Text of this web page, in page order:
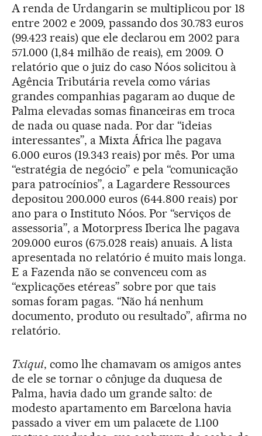
A renda de Urdangarin se multiplicou por 18
entre 2002 e 2009, passando dos 30.783 euros
(99.423 reais) que ele declarou em 2002 para
571.000 (1,84 milhão de reais), em 2009. O
relatório que o juiz do caso Nóos solicitou à
Agência Tributária revela como várias
grandes companhias pagaram ao duque de
Palma elevadas somas financeiras em troca
de nada ou quase nada. Por dar “ideias
interessantes”, a Mixta África lhe pagava
6.000 euros (19.343 reais) por mês. Por uma
“estratégia de negócio” e pela “comunicação
para patrocínios”, a Lagardere Ressources
depositou 200.000 euros (644.800 reais) por
ano para o Instituto Nóos. Por “serviços de
assessoria”, a Motorpress Iberica lhe pagava
209.000 euros (675.028 reais) anuais. A lista
apresentada no relatório é muito mais longa.
E a Fazenda não se convenceu com as
“explicações etéreas” sobre por que tais
somas foram pagas. “Não há nenhum
documento, produto ou resultado”, afirma no
relatório.
Txiqui, como lhe chamavam os amigos antes
de ele se tornar o cônjuge da duquesa de
Palma, havia dado um grande salto: de
modesto apartamento em Barcelona havia
passado a viver em um palacete de 1.100